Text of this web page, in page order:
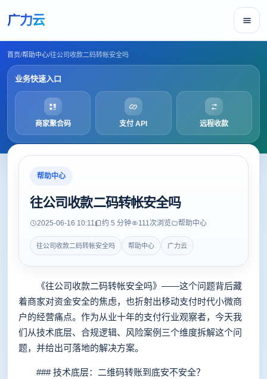
广力云
首页/帮助中心/往公司收款二码转帐安全吗
业务快速入口
商家聚合码 支付 API 远程收款
帮助中心
往公司收款二码转帐安全吗
2025-06-16 10:11 约 5 分钟 111次浏览 帮助中心
往公司收款二码转帐安全吗 帮助中心 广力云
《往公司收款二码转帐安全吗》——这个问题背后藏
着商家对资金安全的焦虑，也折射出移动支付时代小微商
户的经营痛点。作为从业十年的支付行业观察者，今天我
们从技术底层、合规逻辑、风险案例三个维度拆解这个问
题，并给出可落地的解决方案。
### 技术底层：二维码转账到底安不安全？